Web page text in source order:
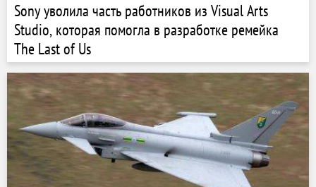
Sony уволила часть работников из Visual Arts
Studio, которая помогла в разработке ремейка
The Last of Us